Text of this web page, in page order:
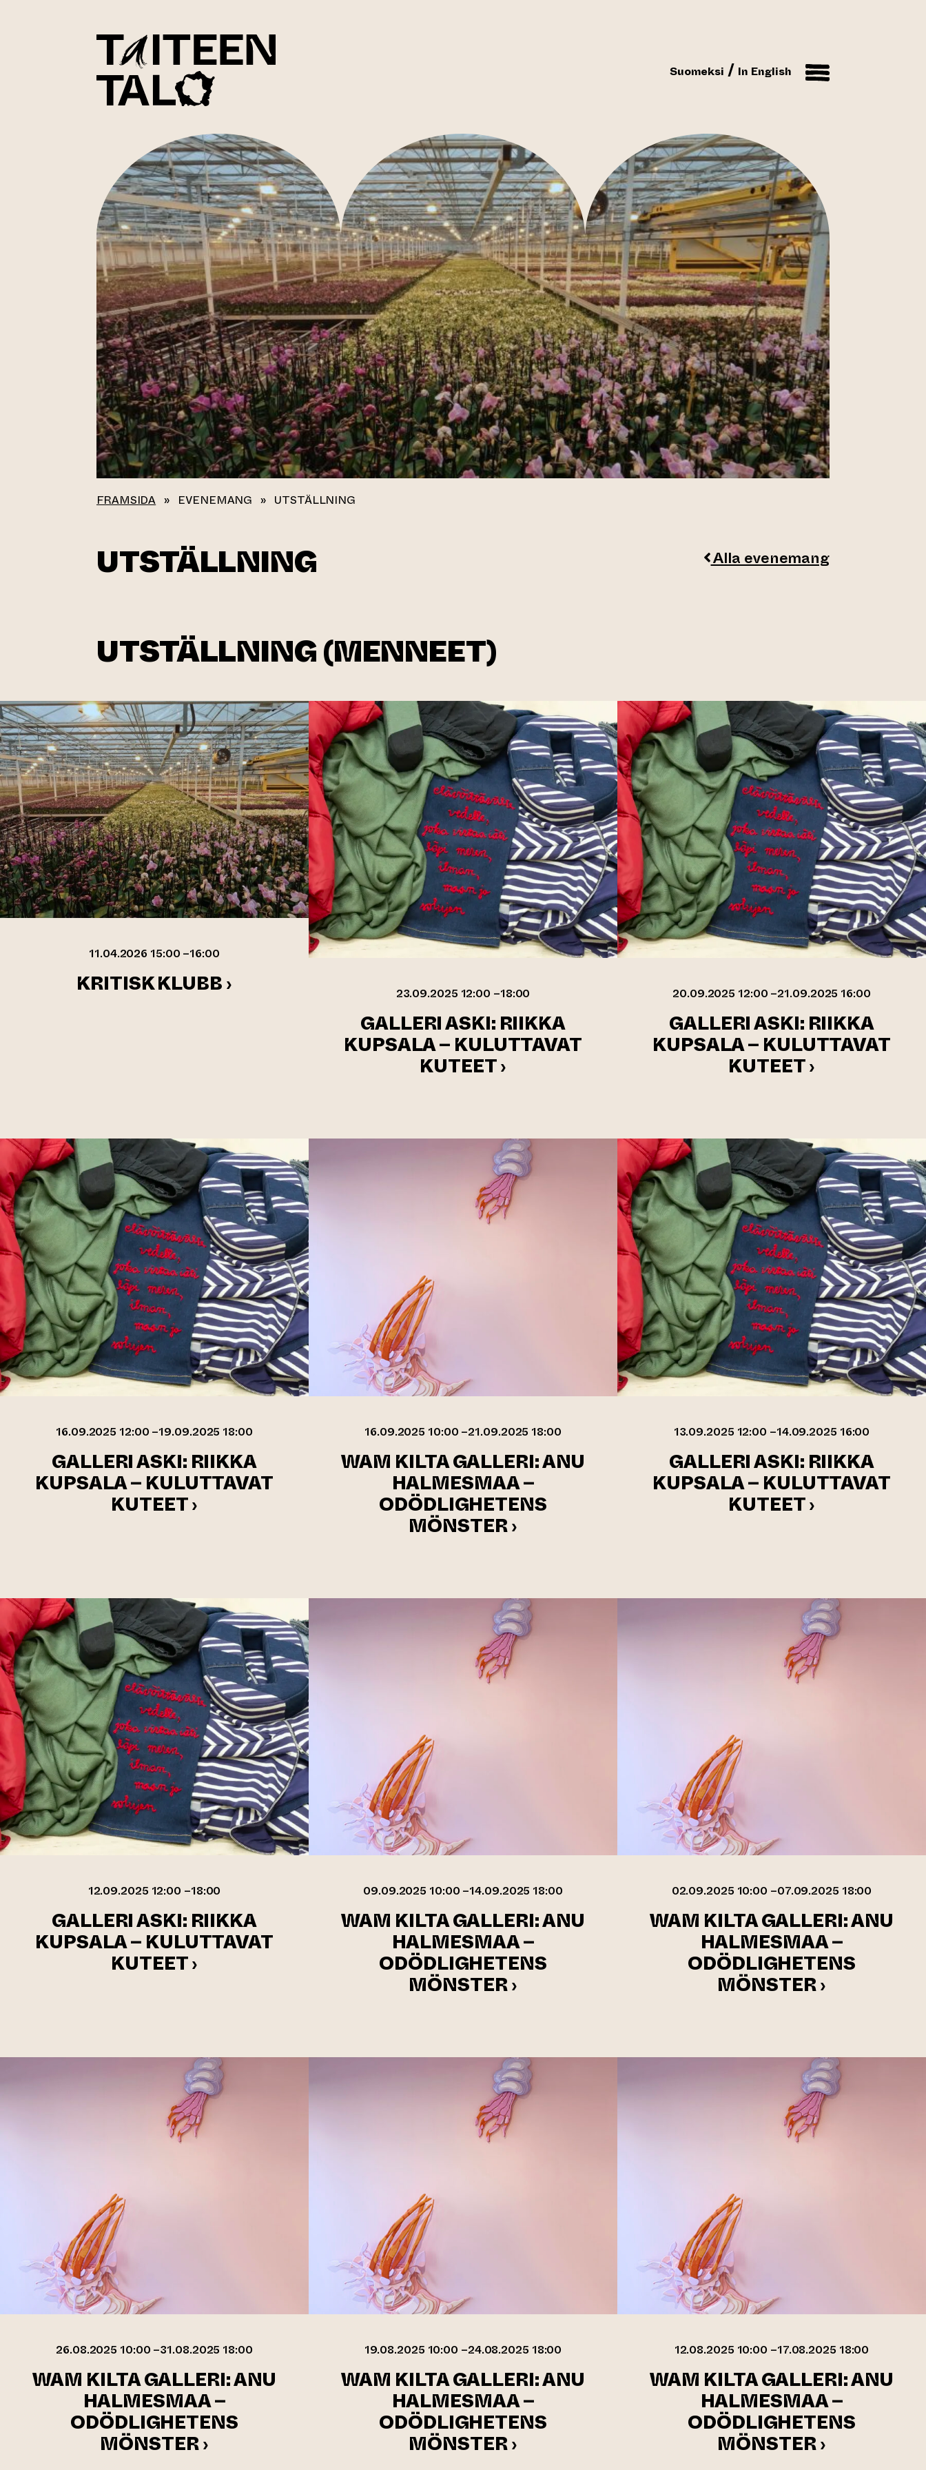
Suomeksi In English
FRAMSIDA » EVENEMANG » UTSTÄLLNING
UTSTÄLLNING Alla evenemang
UTSTÄLLNING (MENNEET)
11.04.2026 15:00 –16:00
KRITISK KLUBB › 23.09.2025 12:00 –18:00
GALLERI ASKI: RIIKKA
KUPSALA – KULUTTAVAT
KUTEET ›
20.09.2025 12:00 –21.09.2025 16:00
GALLERI ASKI: RIIKKA
KUPSALA – KULUTTAVAT
KUTEET ›
16.09.2025 12:00 –19.09.2025 18:00
GALLERI ASKI: RIIKKA
KUPSALA – KULUTTAVAT
KUTEET ›
16.09.2025 10:00 –21.09.2025 18:00
WAM KILTA GALLERI: ANU
HALMESMAA –
ODÖDLIGHETENS
MÖNSTER ›
13.09.2025 12:00 –14.09.2025 16:00
GALLERI ASKI: RIIKKA
KUPSALA – KULUTTAVAT
KUTEET ›
12.09.2025 12:00 –18:00
GALLERI ASKI: RIIKKA
KUPSALA – KULUTTAVAT
KUTEET ›
09.09.2025 10:00 –14.09.2025 18:00
WAM KILTA GALLERI: ANU
HALMESMAA –
ODÖDLIGHETENS
MÖNSTER ›
02.09.2025 10:00 –07.09.2025 18:00
WAM KILTA GALLERI: ANU
HALMESMAA –
ODÖDLIGHETENS
MÖNSTER ›
26.08.2025 10:00 –31.08.2025 18:00
WAM KILTA GALLERI: ANU
HALMESMAA –
ODÖDLIGHETENS
MÖNSTER ›
19.08.2025 10:00 –24.08.2025 18:00
WAM KILTA GALLERI: ANU
HALMESMAA –
ODÖDLIGHETENS
MÖNSTER ›
12.08.2025 10:00 –17.08.2025 18:00
WAM KILTA GALLERI: ANU
HALMESMAA –
ODÖDLIGHETENS
MÖNSTER ›